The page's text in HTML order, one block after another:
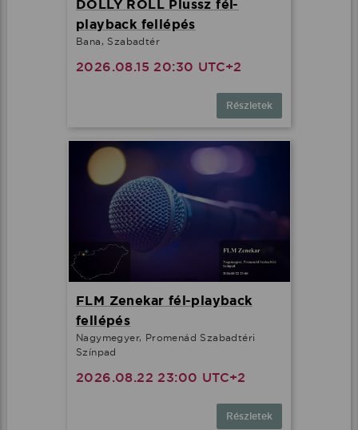
DOLLY ROLL Plussz fél-
playback fellépés
Bana, Szabadtér
2026.08.15 20:30 UTC+2
Részletek
FLM Zenekar fél-playback
fellépés
Nagymegyer, Promenád Szabadtéri
Színpad
2026.08.22 23:00 UTC+2
Részletek